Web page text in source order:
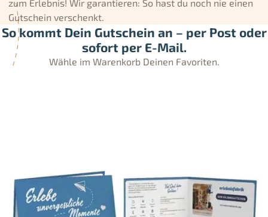
zum Erlebnis! Wir garantieren: So hast du noch nie einen
Gutschein verschenkt.
So kommt Dein Gutschein an – per Post oder
sofort per E-Mail.
Wähle im Warenkorb Deinen Favoriten.